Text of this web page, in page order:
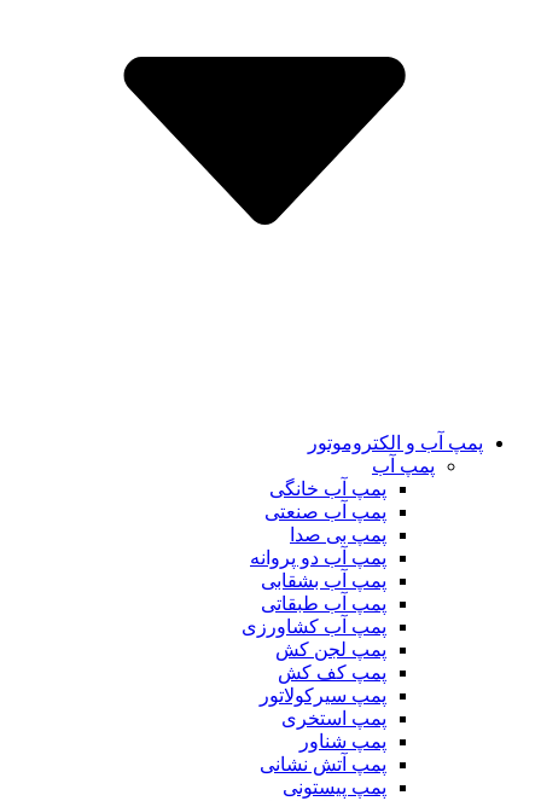
پمپ آب و الکتروموتور
پمپ آب
پمپ آب خانگی
پمپ آب صنعتی
پمپ بی صدا
پمپ آب دو پروانه
پمپ آب بشقابی
پمپ آب طبقاتی
پمپ آب کشاورزی
پمپ لجن کش
پمپ کف کش
پمپ سیرکولاتور
پمپ استخری
پمپ شناور
پمپ آتش نشانی
پمپ پیستونی